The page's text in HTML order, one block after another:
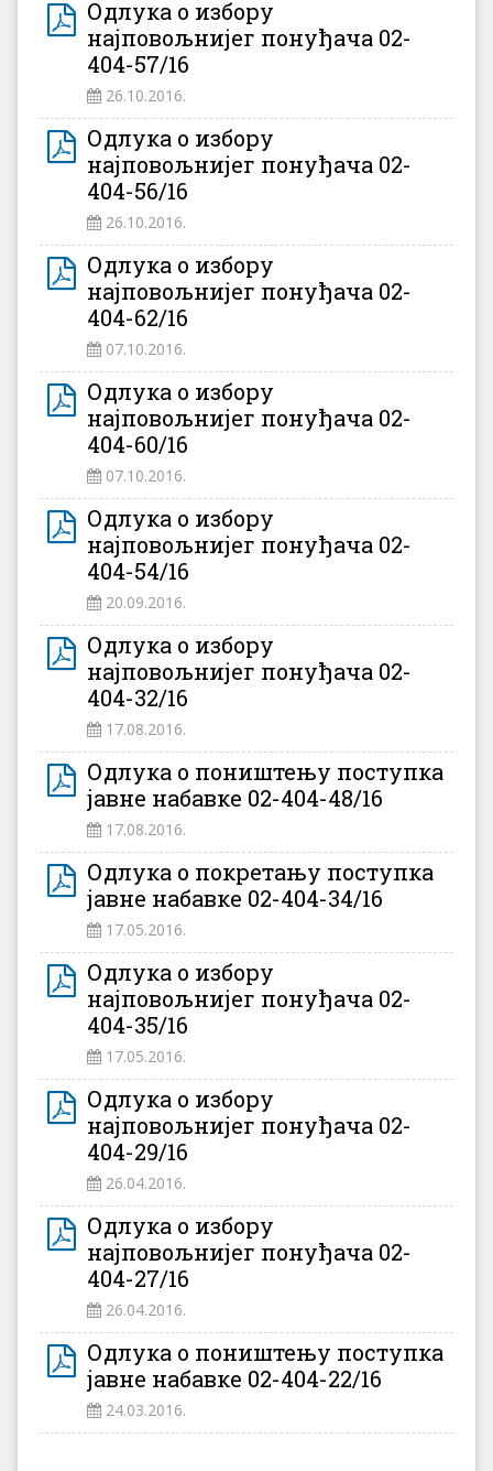
Одлука о избору
најповољнијег понуђача 02-
404-57/16
26.10.2016.
Одлука о избору
најповољнијег понуђача 02-
404-56/16
26.10.2016.
Одлука о избору
најповољнијег понуђача 02-
404-62/16
07.10.2016.
Одлука о избору
најповољнијег понуђача 02-
404-60/16
07.10.2016.
Одлука о избору
најповољнијег понуђача 02-
404-54/16
20.09.2016.
Одлука о избору
најповољнијег понуђача 02-
404-32/16
17.08.2016.
Одлука о поништењу поступка
јавне набавке 02-404-48/16
17.08.2016.
Одлука о покретању поступка
јавне набавке 02-404-34/16
17.05.2016.
Одлука о избору
најповољнијег понуђача 02-
404-35/16
17.05.2016.
Одлука о избору
најповољнијег понуђача 02-
404-29/16
26.04.2016.
Одлука о избору
најповољнијег понуђача 02-
404-27/16
26.04.2016.
Одлука о поништењу поступка
јавне набавке 02-404-22/16
24.03.2016.